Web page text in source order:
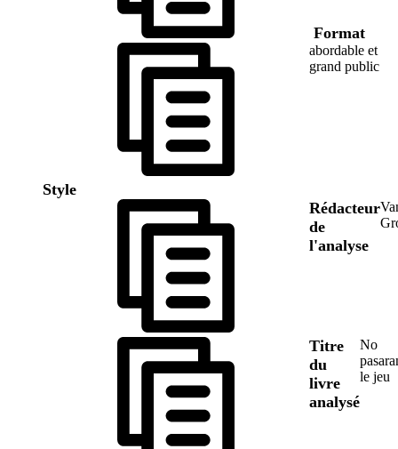
Format
Style
abordable et
grand public
Rédacteur
de
l'analyse
Titre
du
livre
analysé
No
le jeu